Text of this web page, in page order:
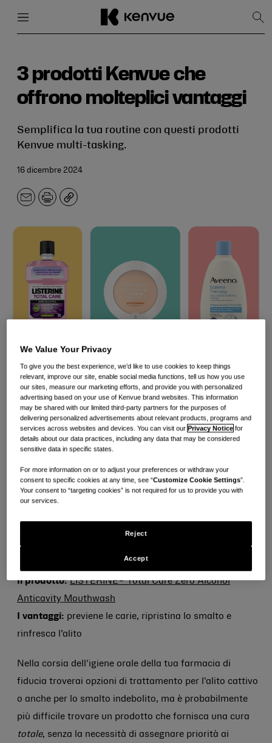
contenuto
3 prodotti Kenvue che
offrono molteplici vantaggi
Semplifica la tua routine con questi prodotti
Kenvue multi-tasking.
16 dicembre 2024
E-
Stampa
Copia
Tutti abbiamo sentito l’espressione “Meno è meglio”.
Ma quando si ha a che fare con più problemi
contemporaneamente, è difficile abbracciare questa
filosofia e semplificare l'uso dei prodotti.
risolvono esigenze inascoltate, scoprendo soluzioni
reali e portandole nelle case e nelle mani dei
prodotti Kenvue che offrono diversi vantaggi, in modo
Il prodotto: LISTERINE® Total Care Zero Alcohol
Anticavity Mouthwash
I vantaggi: previene le carie, ripristina lo smalto e
rinfresca l’alito
Nella corsia dell'igiene orale della tua farmacia di
fiducia troverai opzioni di trattamento per l'alito cattivo
o anche per lo smalto indebolito, ma è probabilmente
più difficile trovare un prodotto che fornisca una cura
totale, senza la necessità di assegnare priorità ai
We Value Your Privacy
To give you the best experience, we’d like to use cookies to keep things
relevant, improve our site, enable social media functions, tell us how you use
our sites, measure our marketing efforts, and provide you with personalized
advertising based on your use of Kenvue brand websites. This information
may be shared with our limited third-party partners for the purposes of
delivering personalized advertisements about relevant products, programs and
services across websites and devices. You can visit ourPrivacy Notice for
details about our data practices, including any data that may be considered
sensitive data in specific states.
For more information on or to adjust your preferences or withdraw your
consent to specific cookies at any time, see “Customize Cookie Settings”.
Your consent to “targeting cookies” is not required for us to provide you with
our services.
Reject
Accept